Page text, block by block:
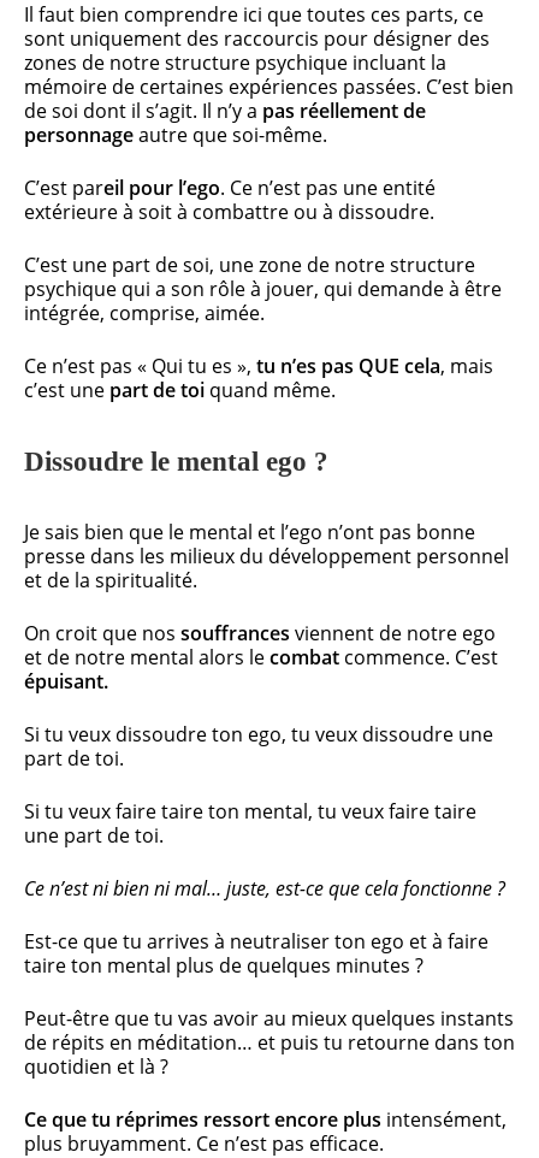
Il faut bien comprendre ici que toutes ces parts, ce
sont uniquement des raccourcis pour désigner des
zones de notre structure psychique incluant la
mémoire de certaines expériences passées. C’est bien
de soi dont il s’agit. Il n’y a pas réellement de
personnageautre que soi-même.
C’est pareil pour l’ego. Ce n’est pas une entité
extérieure à soit à combattre ou à dissoudre.
C’est une part de soi, une zone de notre structure
psychique qui a son rôle à jouer, qui demande à être
intégrée, comprise, aimée.
Ce n’est pas « Qui tu es », tu n’es pas QUE cela, mais
c’est une part de toi quand même.
Dissoudre le mental ego ?
Je sais bien que le mental et l’ego n’ont pas bonne
presse dans les milieux du développement personnel
et de la spiritualité.
On croit que nos souffrances viennent de notre ego
et de notre mental alors lecombat commence. C’est
épuisant.
Si tu veux dissoudre ton ego, tu veux dissoudre une
part de toi.
Si tu veux faire taire ton mental, tu veux faire taire
une part de toi.
Ce n’est ni bien ni mal… juste, est-ce que cela fonctionne ?
Est-ce que tu arrives à neutraliser ton ego et à faire
taire ton mental plus de quelques minutes ?
Peut-être que tu vas avoir au mieux quelques instants
de répits en méditation… et puis tu retourne dans ton
quotidien et là ?
Ce que tu réprimes ressort encore plus intensément,
plus bruyamment. Ce n’est pas efficace.